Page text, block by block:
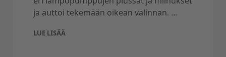
ja auttoi tekemään oikean valinnan. ...
LUE LISÄÄ